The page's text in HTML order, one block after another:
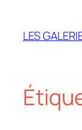
contenu
LES